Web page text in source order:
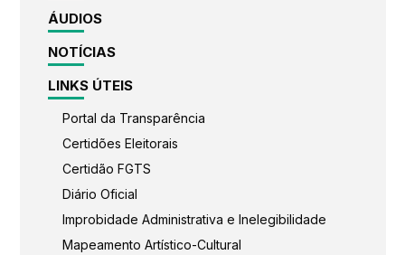
ÁUDIOS
NOTÍCIAS
LINKS ÚTEIS
Portal da Transparência
Certidões Eleitorais
Certidão FGTS
Diário Oficial
Improbidade Administrativa e Inelegibilidade
Mapeamento Artístico-Cultural